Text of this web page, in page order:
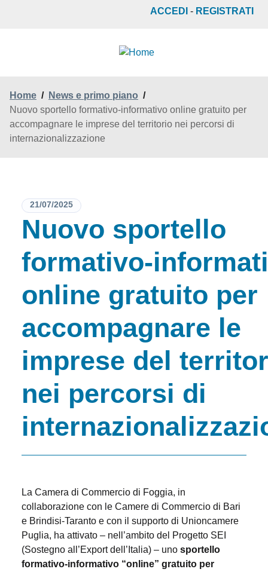
ACCEDI - REGISTRATI
Home / News e primo piano /
Nuovo sportello formativo-informativo online gratuito per
accompagnare le imprese del territorio nei percorsi di
internazionalizzazione
Nuovo sportello
formativo-
online gratuito per
accompagnare le
imprese del
nei percorsi di
21/07/2025
La Camera di Commercio di Foggia, in
collaborazione con le Camere di Commercio di Bari
e Brindisi-Taranto e con il supporto di Unioncamere
Puglia, ha attivato – nell’ambito del Progetto SEI
(Sostegno all’Export dell’Italia) – uno sportello
formativo-informativo “online” gratuito per